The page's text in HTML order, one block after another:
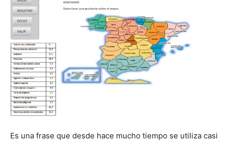
Es una frase que desde hace mucho tiempo se utiliza casi